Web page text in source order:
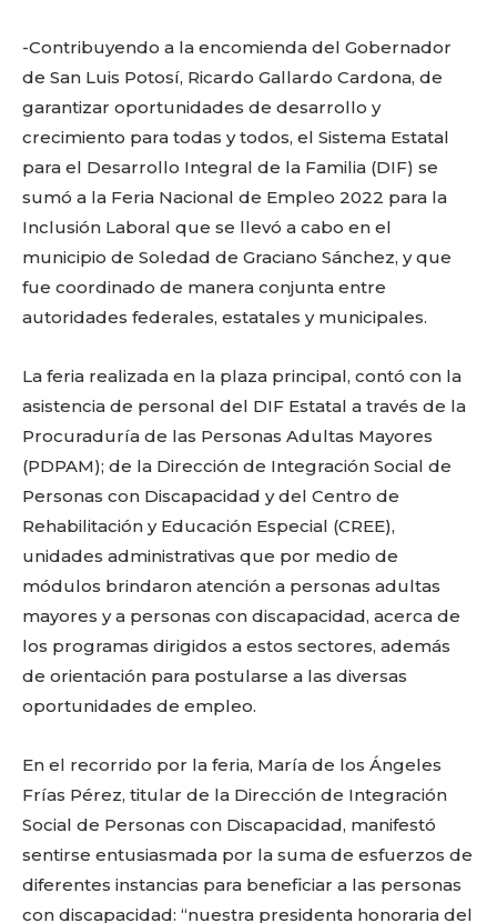
-Contribuyendo a la encomienda del Gobernador
de San Luis Potosí, Ricardo Gallardo Cardona, de
garantizar oportunidades de desarrollo y
crecimiento para todas y todos, el Sistema Estatal
para el Desarrollo Integral de la Familia (DIF) se
sumó a la Feria Nacional de Empleo 2022 para la
Inclusión Laboral que se llevó a cabo en el
municipio de Soledad de Graciano Sánchez, y que
fue coordinado de manera conjunta entre
autoridades federales, estatales y municipales.
La feria realizada en la plaza principal, contó con la
asistencia de personal del DIF Estatal a través de la
Procuraduría de las Personas Adultas Mayores
(PDPAM); de la Dirección de Integración Social de
Personas con Discapacidad y del Centro de
Rehabilitación y Educación Especial (CREE),
unidades administrativas que por medio de
módulos brindaron atención a personas adultas
mayores y a personas con discapacidad, acerca de
los programas dirigidos a estos sectores, además
de orientación para postularse a las diversas
oportunidades de empleo.
En el recorrido por la feria, María de los Ángeles
Frías Pérez, titular de la Dirección de Integración
Social de Personas con Discapacidad, manifestó
sentirse entusiasmada por la suma de esfuerzos de
diferentes instancias para beneficiar a las personas
con discapacidad: “nuestra presidenta honoraria del